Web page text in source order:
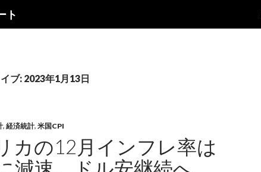
ト
ブ: 2023年1月13日
, 経済統計, 米国CPI
カの12月インフレ率は